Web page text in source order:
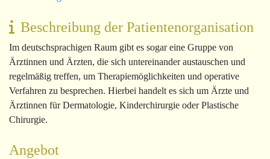
Beschreibung der Patientenorganisation
Im deutschsprachigen Raum gibt es sogar eine Gruppe von
Ärztinnen und Ärzten, die sich untereinander austauschen und
regelmäßig treffen, um Therapiemöglichkeiten und operative
Verfahren zu besprechen. Hierbei handelt es sich um Ärzte und
Ärztinnen für Dermatologie, Kinderchirurgie oder Plastische
Chirurgie.
Angebot